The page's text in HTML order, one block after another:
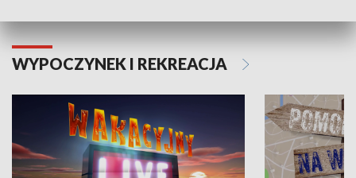
WYPOCZYNEK I REKREACJA